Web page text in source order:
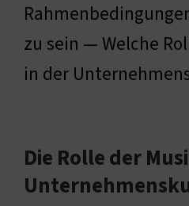
zu sein — Welche
in der
Die Rolle der